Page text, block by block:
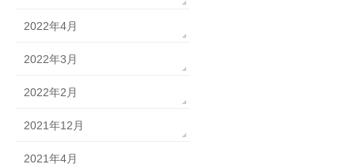
2022年4月
2022年3月
2022年2月
2021年12月
2021年4月